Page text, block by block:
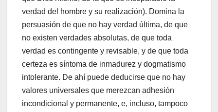
verdad del hombre y su realización). Domina la
persuasión de que no hay verdad última, de que
no existen verdades absolutas, de que toda
verdad es contingente y revisable, y de que toda
certeza es síntoma de inmadurez y dogmatismo
intolerante. De ahí puede deducirse que no hay
valores universales que merezcan adhesión
incondicional y permanente, e, incluso, tampoco